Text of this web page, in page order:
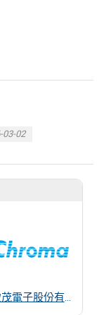
03-02
致茂電子股份有限公司